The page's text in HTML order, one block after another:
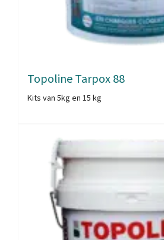
Topoline Tarpox 88
Kits van 5kg en 15 kg